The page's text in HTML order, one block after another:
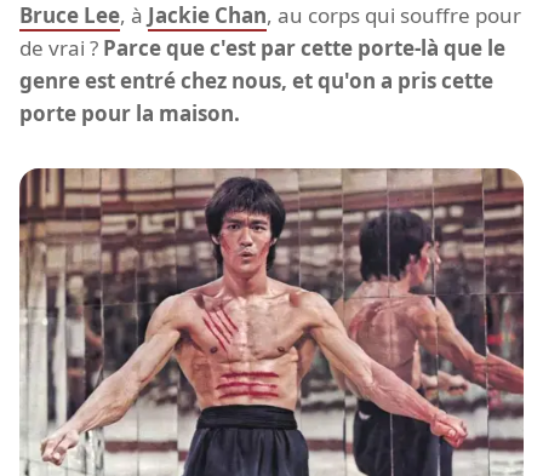
Bruce Lee, à Jackie Chan, au corps qui souffre pour
de vrai ? Parce que c'est par cette porte-là que le
genre est entré chez nous, et qu'on a pris cette
porte pour la maison.